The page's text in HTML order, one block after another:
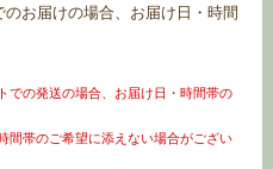
お届けの場合、お届け日・時間
の発送の場合、お届け日・時間帯の
帯のご希望に添えない場合がござい